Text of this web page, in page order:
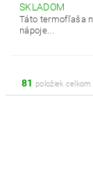
SKLADOM
Táto termofľaša
nápoje...
81 položiek celkom